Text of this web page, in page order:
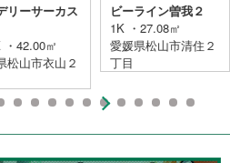
リーサーカス
・42.00㎡
松山市衣山２
ビーライン曽我２
1K ・27.08㎡
愛媛県松山市清住２
丁目